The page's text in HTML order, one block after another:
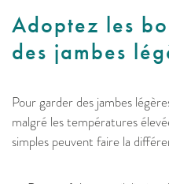
Adoptez les
des jambes
Pour garder des jambes
malgré les températures
simples peuvent faire la